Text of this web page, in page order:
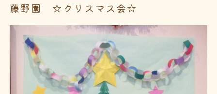
藤野園 ☆クリスマス会☆